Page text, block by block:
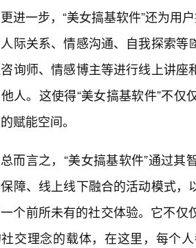
更进一步，“美女搞基软件”还为用
际关系、情感沟通、自我探索
询师、情感博主等进行线上讲
人。这使得“美女搞基软件”不
赋能空间。
总而言之，“美女搞基软件”通过
障、线上线下融合的活动模式
个前所未有的社交体验。它不
交理念的载体，在这里，每个